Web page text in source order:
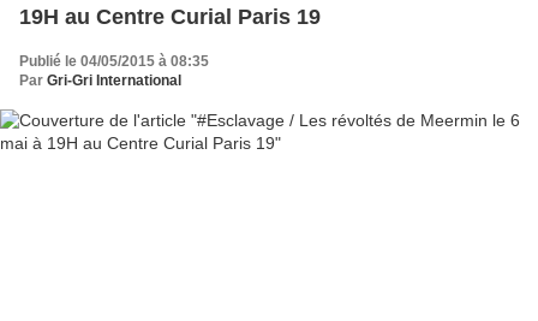
19H au Centre Curial Paris 19
Publié le 04/05/2015 à 08:35
Par Gri-Gri International